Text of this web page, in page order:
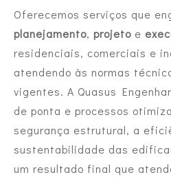
Oferecemos serviços que
planejamento, projeto e
residenciais, comerciais e
atendendo às normas
vigentes. A Quasus
de ponta e processos
segurança estrutural, a
sustentabilidade das
um resultado final que